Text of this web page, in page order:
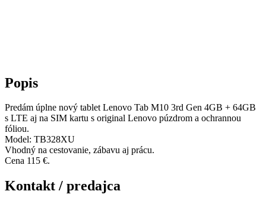
Popis
Predám úplne nový tablet Lenovo Tab M10 3rd Gen 4GB + 64GB
s LTE aj na SIM kartu s original Lenovo púzdrom a ochrannou
fóliou.
Model: TB328XU
Vhodný na cestovanie, zábavu aj prácu.
Cena 115 €.
Kontakt / predajca